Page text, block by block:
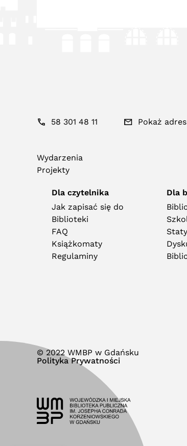
58 301 48 11 Pokaż adres
Wydarzenia
Projekty
Dla czytelnika
Jak zapisać się do
Biblioteki
FAQ
Książkomaty
Regulaminy
Dla
© 2022 WMBP w Gdańsku
Polityka Prywatności